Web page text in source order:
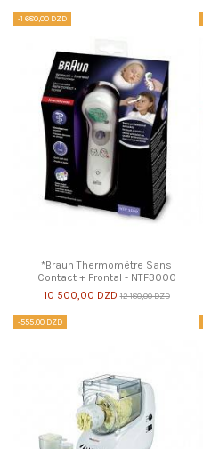
-1 680,00 DZD
*Braun Thermomètre Sans
Contact + Frontal - NTF3000
10 500,00 DZD 12 180,00 DZD
-555,00 DZD